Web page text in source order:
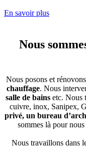
En savoir plus
Nous
Nous posons et
chauffage. Nous
salle de bainsetc. Nous
cuivre, inox, Sanipex,
privé, un bureau
sommes là pour
Nous travaillons dans